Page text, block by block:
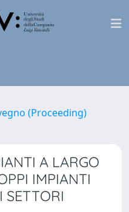
(Proceeding)
A LARGO
IMPIANTI
SETTORI